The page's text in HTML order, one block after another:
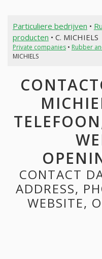
Particuliere bedrijven •
producten • C. MICHIELS
Private companies• Rubber
MICHIELS
CONTACT
ADDRESS,
WEBSITE,